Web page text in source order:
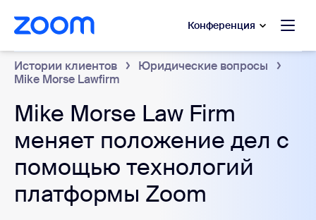
содержанию
в чат помощи Конференция
Истории клиентов
Юридические вопросы
Mike Morse Lawfirm
Mike Morse Law Firm
меняет положение дел с
помощью технологий
платформы Zoom